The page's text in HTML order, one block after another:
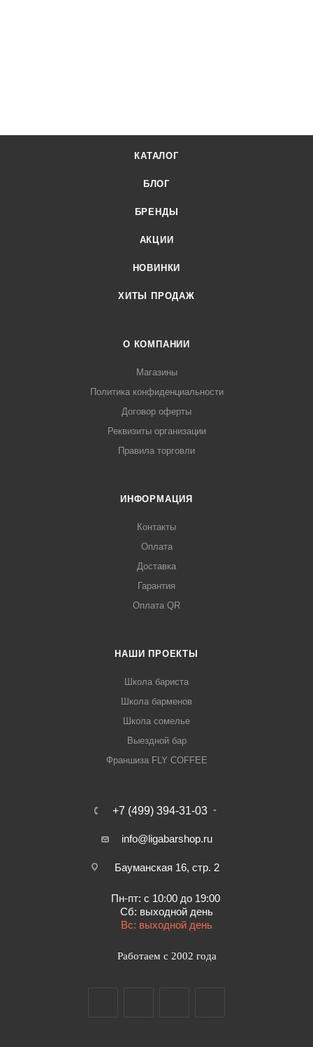
03 или онлайн через корзину личного кабинета.
КАТАЛОГ
БЛОГ
БРЕНДЫ
АКЦИИ
НОВИНКИ
ХИТЫ ПРОДАЖ
О КОМПАНИИ
Магазины
Политика конфиденциальности
Договор оферты
Реквизиты организации
Правила торговли
ИНФОРМАЦИЯ
Контакты
Оплата
Доставка
Гарантия
Оплата QR
НАШИ ПРОЕКТЫ
Школа бариста
Школа барменов
Школа сомелье
Выездной бар
Франшиза FLY COFFEE
+7 (499) 394-31-03
info@ligabarshop.ru
Бауманская 16, стр. 2
Пн-пт: с 10:00 до 19:00
Сб: выходной день
Вс: выходной день
Работаем с 2002 года